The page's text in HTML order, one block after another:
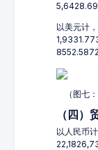
以美元计
（图七
（四）
以人民币